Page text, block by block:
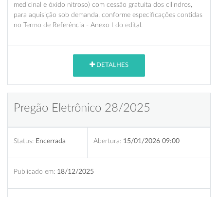
medicinal e óxido nitroso) com cessão gratuita dos cilindros,
para aquisição sob demanda, conforme especificações contidas
no Termo de Referência - Anexo I do edital.
DETALHES
Pregão Eletrônico 28/2025
Status: Encerrada Abertura: 15/01/2026 09:00
Publicado em: 18/12/2025